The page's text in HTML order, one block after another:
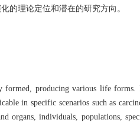
的理论定位和潜在的研究方向。
formed, producing various life
in specific scenarios such as
individuals, populations,